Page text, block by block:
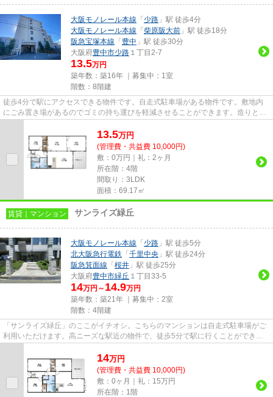
大阪モノレール本線 「 少路 」駅 徒歩4分
大阪モノレール本線 「 柴原阪大前 」駅 徒歩18分
阪急宝塚本線 「 豊中 」駅 徒歩30分
大阪府豊中市少路 １丁目2-7
13.5万円
築年数：築16年 ｜募集中： 1室
階数：8階建
徒歩4分で駅にアクセスできる物件です。自走式駐車場がある物件です。敷地内
にごみ置き場があるのでゴミの持ち運びを軽減させることができます。造りとデ
13.5万円
(管理費・共益費 10,000円)
敷：0万円｜礼：2ヶ月
所在階：4階
間取り：3LDK
面積：69.17㎡
賃貸｜マンション サンライズ緑丘
大阪モノレール本線 「 少路 」駅 徒歩5分
北大阪急行電鉄 「 千里中央 」駅 徒歩24分
阪急箕面線 「 桜井 」駅 徒歩25分
大阪府豊中市緑丘 １丁目33-5
14万円～ 14.9万円
築年数：築21年 ｜募集中： 2室
階数：4階建
「サンライズ緑丘」のここがイチオシ。こちらのマンションは自走式駐車場がご
利用いただけます。高ニーズな駅近の物件で、徒歩5分で駅に行くことができま
14万円
(管理費・共益費 10,000円)
敷：0ヶ月｜礼：15万円
所在階：1階